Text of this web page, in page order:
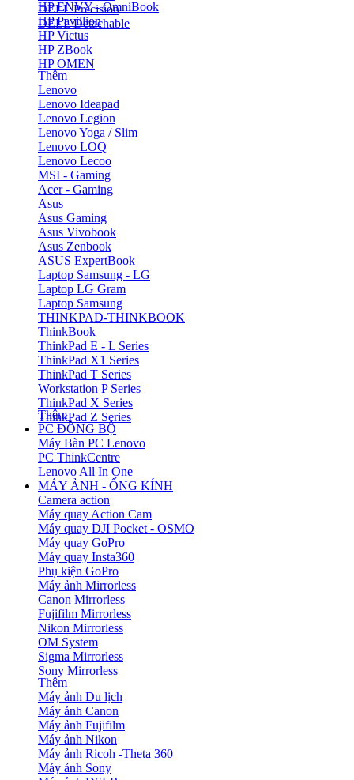
DELL Precision
DELL Detachable
HP ENVY - OmniBook
HP Pavillion
HP Victus
HP ZBook
HP OMEN
Thêm
Lenovo
Lenovo Ideapad
Lenovo Legion
Lenovo Yoga / Slim
Lenovo LOQ
Lenovo Lecoo
MSI - Gaming
Acer - Gaming
Asus
Asus Gaming
Asus Vivobook
Asus Zenbook
ASUS ExpertBook
Laptop Samsung - LG
Laptop LG Gram
Laptop Samsung
THINKPAD-THINKBOOK
ThinkBook
ThinkPad E - L Series
ThinkPad X1 Series
ThinkPad T Series
Workstation P Series
ThinkPad X Series
ThinkPad Z Series
Thêm
PC ĐỒNG BỘ
Máy Bàn PC Lenovo
PC ThinkCentre
Lenovo All In One
MÁY ẢNH - ỐNG KÍNH
Camera action
Máy quay Action Cam
Máy quay DJI Pocket - OSMO
Máy quay GoPro
Máy quay Insta360
Phụ kiện GoPro
Máy ảnh Mirrorless
Canon Mirrorless
Fujifilm Mirrorless
Nikon Mirrorless
OM System
Sigma Mirrorless
Sony Mirrorless
Thêm
Máy ảnh Du lịch
Máy ảnh Canon
Máy ảnh Fujifilm
Máy ảnh Nikon
Máy ảnh Ricoh -Theta 360
Máy ảnh Sony